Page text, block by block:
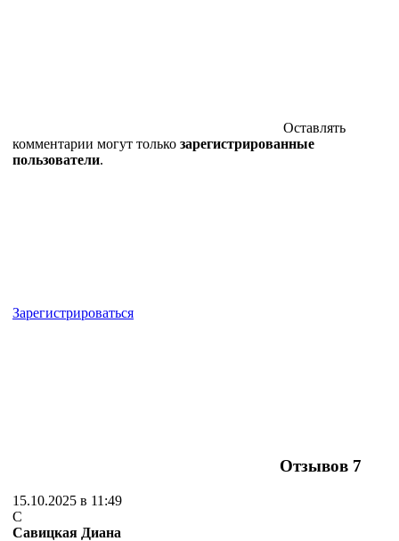
Оставлять
комментарии могут только зарегистрированные
пользователи.
Зарегистрироваться
Отзывов 7
15.10.2025 в 11:49
С
Савицкая Диана